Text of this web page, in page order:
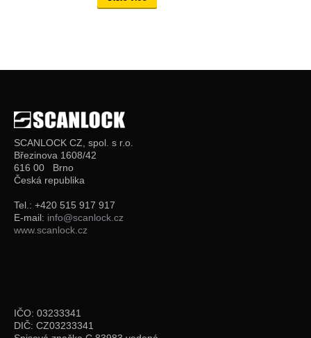
SCANLOCK CZ, spol. s r.o.
Březinova 1608/42
616 00 Brno
Česká republika
Tel.: +420 515 917 917
E-mail: info@scanlock.cz
www.scanlock.cz
IČO: 03233341
DIČ: CZ03233341